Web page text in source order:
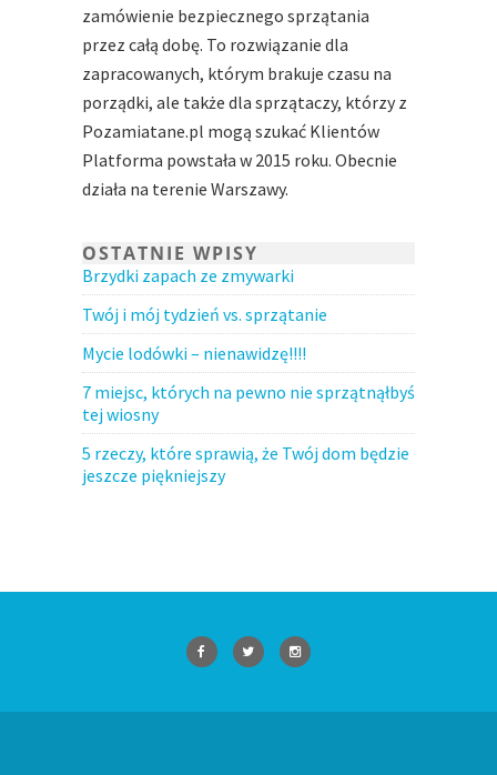
zamówienie bezpiecznego sprzątania
przez całą dobę. To rozwiązanie dla
zapracowanych, którym brakuje czasu na
porządki, ale także dla sprzątaczy, którzy z
Pozamiatane.pl mogą szukać Klientów
Platforma powstała w 2015 roku. Obecnie
działa na terenie Warszawy.
OSTATNIE WPISY
Brzydki zapach ze zmywarki
Twój i mój tydzień vs. sprzątanie
Mycie lodówki – nienawidzę!!!!
7 miejsc, których na pewno nie sprzątnąłbyś
tej wiosny
5 rzeczy, które sprawią, że Twój dom będzie
jeszcze piękniejszy